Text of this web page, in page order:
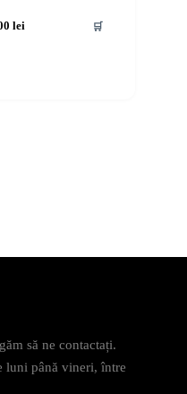
lei 🛒
să ne contactați.
luni până vineri, între